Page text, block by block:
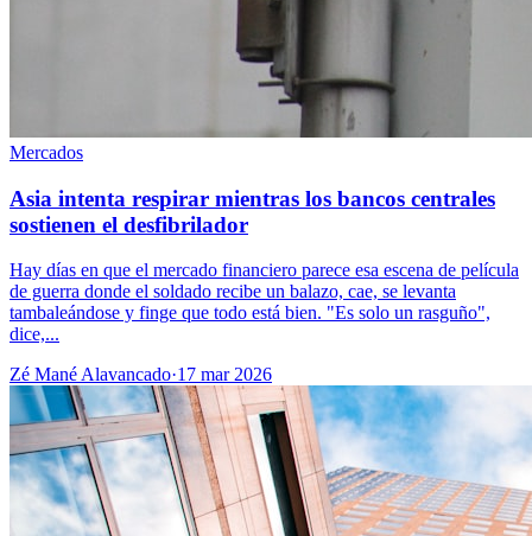
Mercados
Asia intenta respirar mientras los bancos centrales
sostienen el desfibrilador
Hay días en que el mercado financiero parece esa escena de película
de guerra donde el soldado recibe un balazo, cae, se levanta
tambaleándose y finge que todo está bien. "Es solo un rasguño",
dice,...
Zé Mané Alavancado·17 mar 2026